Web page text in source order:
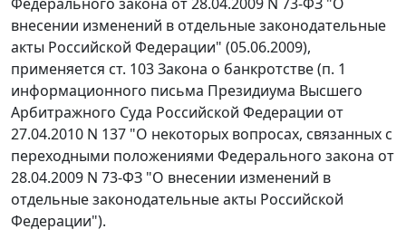
внесении изменений в отдельные законодательные
акты Российской Федерации" (05.06.2009),
применяется ст. 103 Закона о банкротстве (п. 1
информационного письма Президиума Высшего
Арбитражного Суда Российской Федерации от
27.04.2010 N 137 "О некоторых вопросах, связанных с
переходными положениями Федерального закона от
28.04.2009 N 73-ФЗ "О внесении изменений в
отдельные законодательные акты Российской
Федерации").